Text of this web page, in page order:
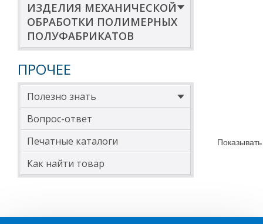
ИЗДЕЛИЯ МЕХАНИЧЕСКОЙ
ОБРАБОТКИ ПОЛИМЕРНЫХ
ПОЛУФАБРИКАТОВ
ПРОЧЕЕ
Полезно знать
Вопрос-ответ
Печатные каталоги
Как найти товар